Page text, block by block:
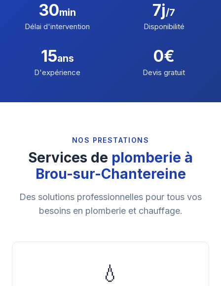
30min
Délai d'intervention
7j/7
Disponibilité
15ans
D'expérience
0€
Devis gratuit
NOS PRESTATIONS
Services de plomberie à
Brou-sur-Chantereine
Des solutions professionnelles pour tous vos
besoins en plomberie et chauffage.
💧